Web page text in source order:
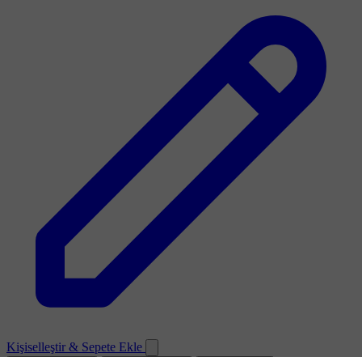
Kişiselleştir & Sepete Ekle